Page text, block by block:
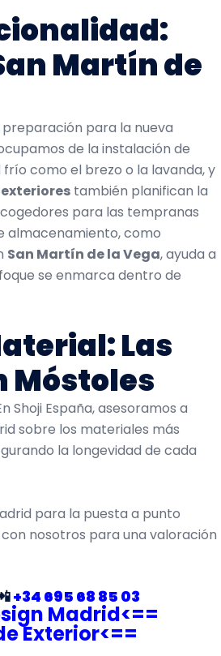
Martín de
para la nueva
de la instalación de
como el brezo o la lavanda, y
también planifican la
para las tempranas
almacenamiento, como
San Martín de la Vega, ayuda a
se enmarca dentro de
Las
Móstoles
Shoji España, asesoramos a
sobre los materiales más
la longevidad de cada
para la puesta a punto
nosotros para una valoración
+34 695 68 85 03
Madrid<==
Exterior<==